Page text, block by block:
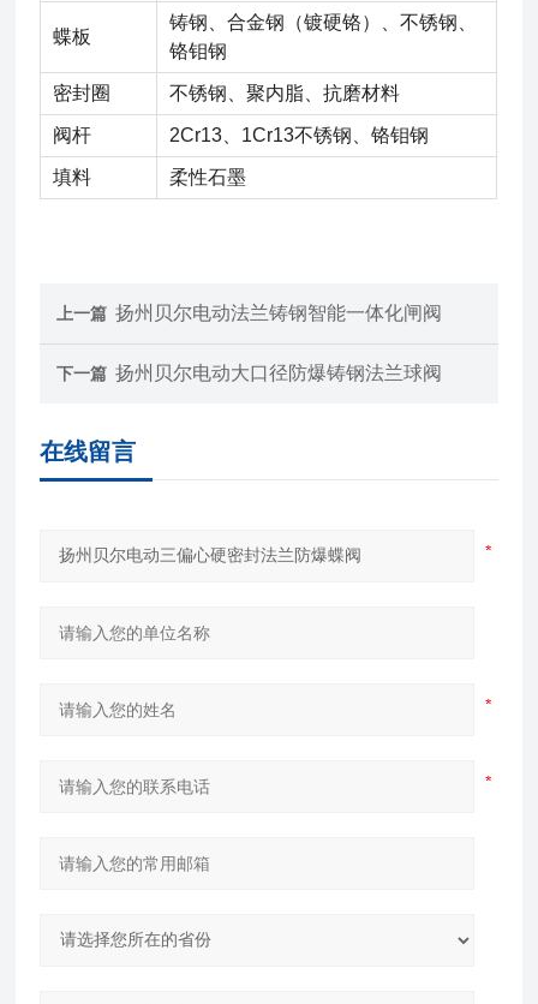
蝶板
铸钢、合金钢（镀硬铬）、不锈钢、
铬钼钢
密封圈 不锈钢、聚内脂、抗磨材料
阀杆 2Cr13、1Cr13不锈钢、铬钼钢
填料 柔性石墨
上一篇 扬州贝尔电动法兰铸钢智能一体化闸阀
下一篇 扬州贝尔电动大口径防爆铸钢法兰球阀
在线留言